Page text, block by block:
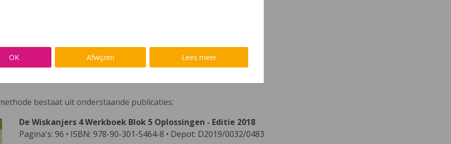
bestaat uit onderstaande publicaties:
De Wiskanjers 4 Werkboek Blok 5 Oplossingen - Editie 2018
Pagina's: 96 • ISBN: 978-90-301-5464-8 • Depot: D2019/0032/0483
OK Afwijzen Lees meer